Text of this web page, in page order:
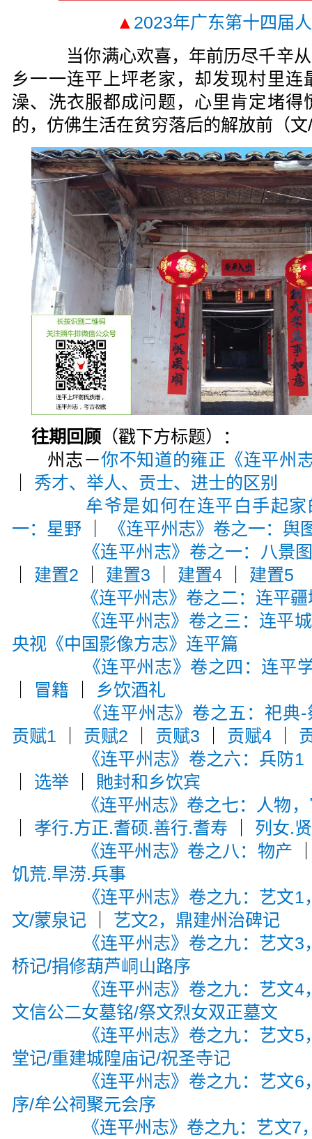
▲ 2023年广东第十四届
当你满心欢喜，年前历尽千辛从
乡一一连平上坪老家，却发现村里
澡、洗衣服都成问题，心里肯定堵得
的，仿佛生活在贫穷落后的解放前（
往期回顾 （戳下方标题）：
州志－你不知道的雍正《连平州
秀才、举人、贡士、进士的区别
牟爷是如何在连平白手起家
一：星野
《连平州志》卷之一：舆
《连平州志》卷之一：八景
建置2 建置3 建置4
建置5
《连平州志》卷之二：连平
《连平州志》卷之三：连平
央视《中国影像方志》连平篇
《连平州志》卷之四：连平
冒籍
乡饮酒礼
《连平州志》卷之五：祀典
贡赋1
贡赋2 贡赋3 贡赋4
《连平州志》卷之六：兵防1
选举
貤封和乡饮宾
《连平州志》卷之七：人物
孝行.方正.耆硕.善行.耆寿
列女.
《连平州志》卷之八：物产
饥荒.旱涝.兵事
《连平州志》卷之九：艺文
文/蒙泉记
艺文2，鼎建州治碑记
《连平州志》卷之九：艺文
桥记/捐修葫芦峒山路序
《连平州志》卷之九：艺文
文信公二女墓铭/祭文烈女双正墓文
《连平州志》卷之九：艺文
堂记/重建城隍庙记/祝圣寺记
《连平州志》卷之九：艺文
序/牟公祠聚元会序
《连平州志》卷之九：艺文